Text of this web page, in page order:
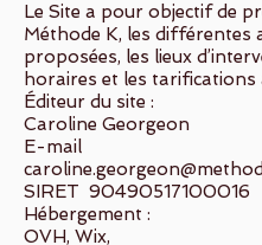
Le Site a pour objectif de
Méthode K, les différentes
proposées, les lieux
horaires et les tarifications
Éditeur du site :
Caroline Georgeon
E-mail
SIRET 90490517100016
Hébergement :
OVH, Wix,